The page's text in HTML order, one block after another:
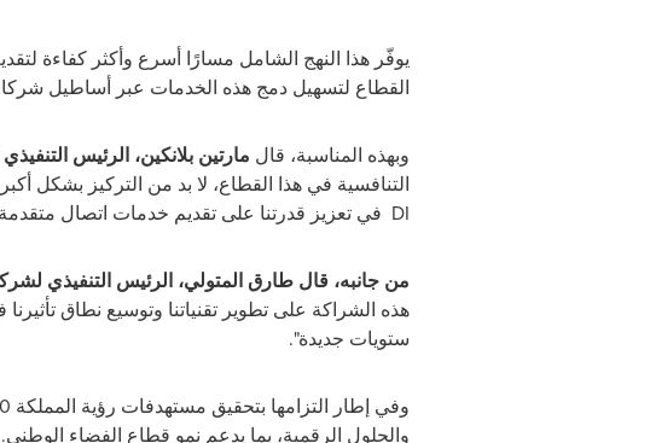
يوفّر هذا النهج الشامل مسارًا أسرع وأكثر كفاءة
القطاع لتسهيل دمج هذه الخدمات عبر أساطيل
وبهذه المناسبة، قال مارتين بلانكين، الرئيس
التنافسية في هذا القطاع، لا بد من التركيز بشكل
DI في تعزيز قدرتنا على تقديم خدمات اتصال
من جانبه، قال طارق المتولي، الرئيس التنفيذي
هذه الشراكة على تطوير تقنياتنا وتوسيع نطاق
ستويات جديدة".
والحلول الرقمية، بما يدعم نمو قطاع الفضاء